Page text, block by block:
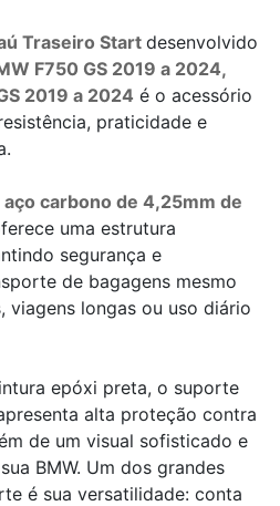
Traseiro Start desenvolvido
F750 GS 2019 a 2024,
2019 a 2024 é o acessório
praticidade e
aço carbono de 4,25mm de
uma estrutura
segurança e
de bagagens mesmo
viagens longas ou uso diário
epóxi preta, o suporte
alta proteção contra
de um visual sofisticado e
BMW. Um dos grandes
é sua versatilidade: conta